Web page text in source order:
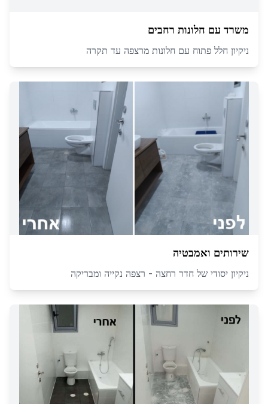
משרד עם חלונות רחבים
ניקיון חלל פתוח עם חלונות מרצפה עד תקרה
שירותים ואמבטיה
ניקיון יסודי של חדר רחצה - רצפה נקייה ומבריקה